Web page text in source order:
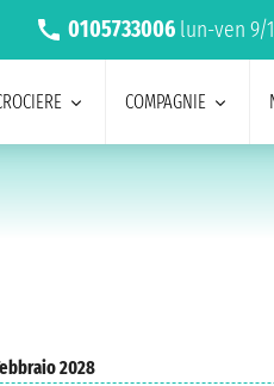
0105733006 lun-ven 9/
COMPAGNIE
2028